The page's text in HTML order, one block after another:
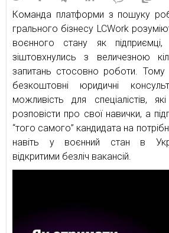
Команда платформи з пошуку
грального бізнесу LCWork
воєнного стану як підприємці,
зіштовхнулись з величезною
запитань стосовно роботи. Тому
безкоштовні юридичні
можливість для спеціалістів,
розповісти про свої навички, а
“того самого” кандидата на
навіть у воєнний стан в
відкритими безліч вакансій.